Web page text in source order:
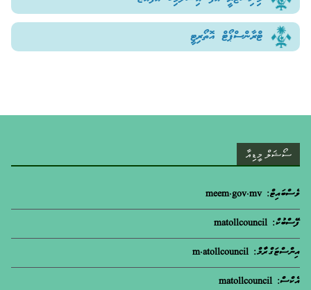
ޓްރާންސްޕޯޓް އޮތޯރިޓީ
ސޯޝަލް މީޑިއާ
ވެސްބައިޓް: meem.gov.mv
ފޭސްބުކް: matollcouncil
އިންސްޓަގްރާމް: m.atollcouncil
އެކްސް: matollcouncil